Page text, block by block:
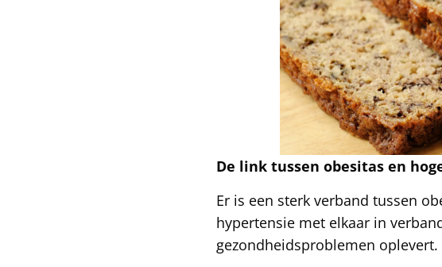
De link tussen obesitas en
Er is een sterk verband tussen
hypertensie met elkaar in
gezondheidsproblemen oplevert.